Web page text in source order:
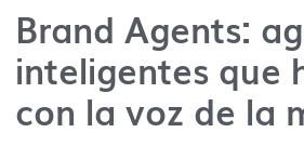
Brand Agents:
inteligentes que
con la voz de la